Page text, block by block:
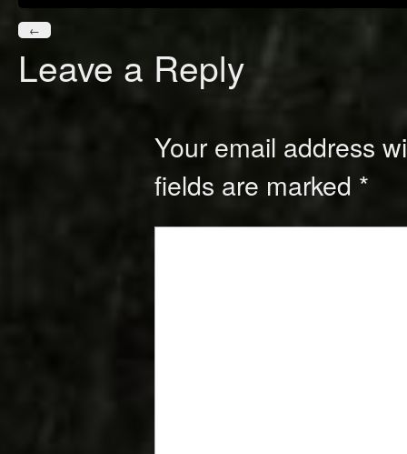
←
Leave a Reply
Your email address
fields are marked *